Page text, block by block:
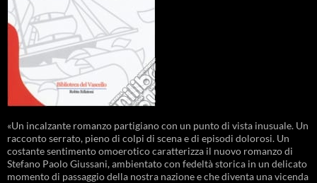
«Un incalzante romanzo partigiano con un punto di vista inusuale. Un
racconto serrato, pieno di colpi di scena e di episodi dolorosi. Un
costante sentimento omoerotico caratterizza il nuovo romanzo di
Stefano Paolo Giussani, ambientato con fedeltà storica in un delicato
momento di passaggio della nostra nazione e che diventa una vicenda